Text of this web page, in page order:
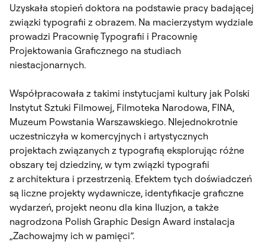
Uzyskała stopień doktora na podstawie pracy badającej
związki typografii z obrazem. Na macierzystym wydziale
prowadzi Pracownię Typografii i Pracownię
Projektowania Graficznego na studiach
niestacjonarnych.
Współpracowała z takimi instytucjami kultury jak Polski
Instytut Sztuki Filmowej, Filmoteka Narodowa, FINA,
Muzeum Powstania Warszawskiego. NIejednokrotnie
uczestniczyła w komercyjnych i artystycznych
projektach związanych z typografią eksplorując różne
obszary tej dziedziny, w tym związki typografii
z architektura i przestrzenią. Efektem tych doświadczeń
są liczne projekty wydawnicze, identyfikacje graficzne
wydarzeń, projekt neonu dla kina Iluzjon, a także
nagrodzona Polish Graphic Design Award instalacja
„Zachowajmy ich w pamięci”.